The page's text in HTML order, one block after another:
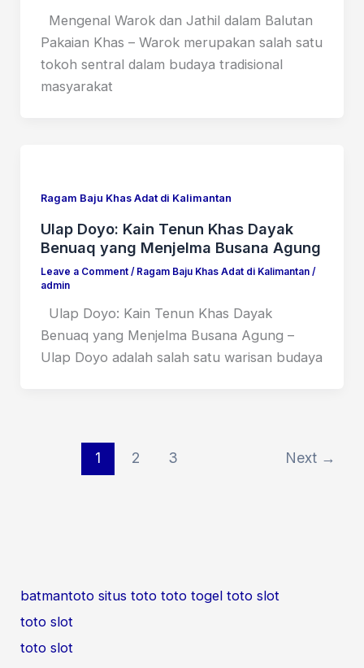
Mengenal Warok dan Jathil dalam Balutan
Pakaian Khas – Warok merupakan salah satu
tokoh sentral dalam budaya tradisional
masyarakat
Ragam Baju Khas Adat di Kalimantan
Ulap Doyo: Kain Tenun Khas Dayak
Benuaq yang Menjelma Busana Agung
Leave a Comment / Ragam Baju Khas Adat di Kalimantan/
admin
Ulap Doyo: Kain Tenun Khas Dayak
Benuaq yang Menjelma Busana Agung –
Ulap Doyo adalah salah satu warisan budaya
1 2 3 Next →
batmantoto situs toto toto togel toto slot
toto slot
toto slot